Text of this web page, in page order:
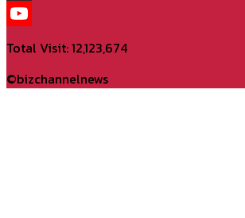
X
YouTube
Total Visit: 12,123,674
©bizchannelnews